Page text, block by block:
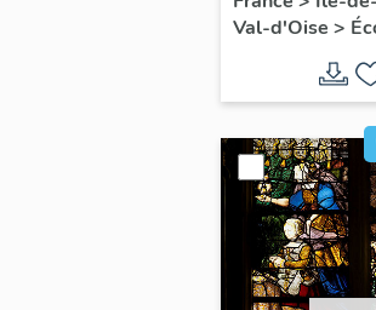
avec la
Antoinette
Marck et
Val-d'Oise >